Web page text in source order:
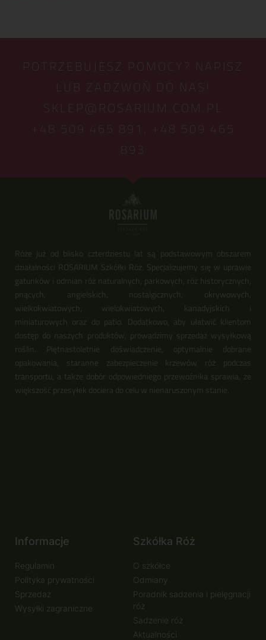
POTRZEBUJESZ POMOCY? NAPISZ
LUB ZADZWOŃ DO NAS!
SKLEP@ROSARIUM.COM.PL
+48 509 465 891,
+48 509 465
893
Róże już od blisko czterdziestu lat są podstawowym obszarem
działalności ROSARIUM Szkółki Róż. Specjalizujemy się w uprawie
gatunków i odmian róż naturalnych, parkowych, róż historycznych,
pnących, angielskich, nostalgicznych, okrywowych,
wielkokwiatowych, wielokwiatowych, kanadyjskich i
miniaturowych oraz do patio. Dodatkowo, aby ułatwić klientom
dostęp do naszych produktów, prowadzimy sprzedaż wysyłkową
roślin. Piętnastoletnie doświadczenie, optymalnie dobrane
opakowania, staranne zabezpieczenie krzewów róż podczas
transportu, a także dobór odpowiedniego przewoźnika sprawia, że
większość przesyłek dociera do celu w nienaruszonym stanie.
Informacje
Regulamin
Polityka prywatności
Sprzedaż
Wysyłki zagraniczne
Szkółka Róż
O szkółce
Odmiany
Poradnik sadzenia i pielęgnacji
róż
Sadzenie róż
Aktualności